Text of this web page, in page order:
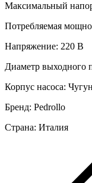
Максимальный
Потребляемая
Напряжение: 220 В
Диаметр выходного
Корпус насоса: Чугун
Бренд: Pedrollo
Страна: Италия